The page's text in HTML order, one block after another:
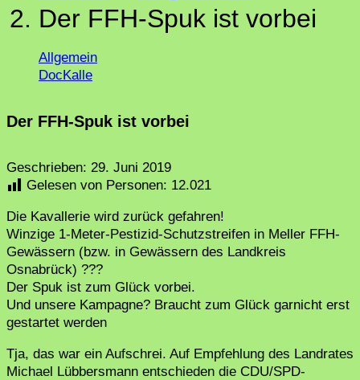
Der FFH-Spuk ist vorbei
Allgemein
DocKalle
Der FFH-Spuk ist vorbei
Geschrieben: 29. Juni 2019
Gelesen von Personen: 12.021
Die Kavallerie wird zurück gefahren!
Winzige 1-Meter-Pestizid-Schutzstreifen in Meller FFH-
Gewässern (bzw. in Gewässern des Landkreis
Osnabrück) ???
Der Spuk ist zum Glück vorbei.
Und unsere Kampagne? Braucht zum Glück garnicht erst
gestartet werden
Tja, das war ein Aufschrei. Auf Empfehlung des Landrates
Michael Lübbersmann entschieden die CDU/SPD-